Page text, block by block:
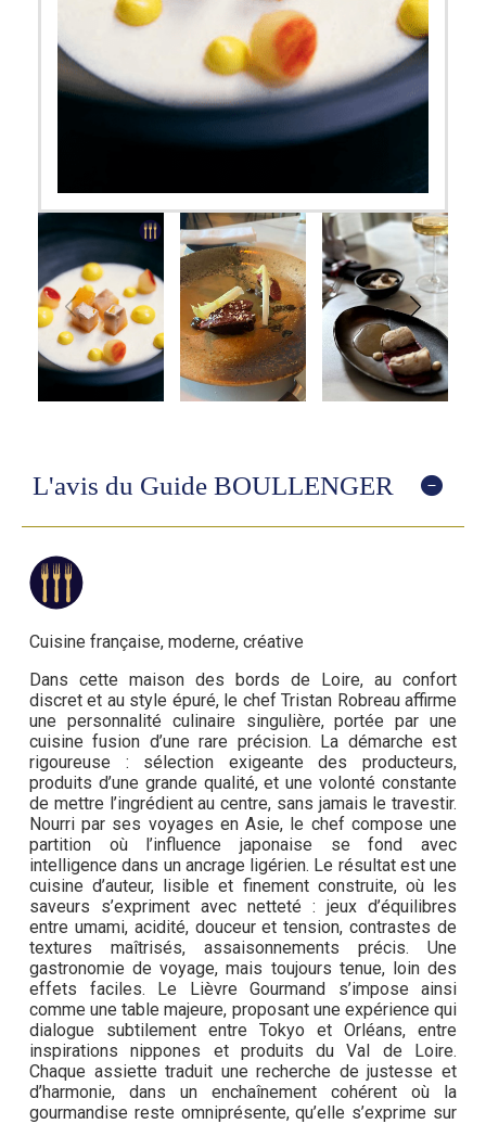
L'avis du Guide BOULLENGER
Cuisine française, moderne, créative
Dans cette maison des bords de Loire, au confort
discret et au style épuré, le chef Tristan Robreau affirme
une personnalité culinaire singulière, portée par une
cuisine fusion d’une rare précision. La démarche est
rigoureuse : sélection exigeante des producteurs,
produits d’une grande qualité, et une volonté constante
de mettre l’ingrédient au centre, sans jamais le travestir.
Nourri par ses voyages en Asie, le chef compose une
partition où l’influence japonaise se fond avec
intelligence dans un ancrage ligérien. Le résultat est une
cuisine d’auteur, lisible et finement construite, où les
saveurs s’expriment avec netteté : jeux d’équilibres
entre umami, acidité, douceur et tension, contrastes de
textures maîtrisés, assaisonnements précis. Une
gastronomie de voyage, mais toujours tenue, loin des
effets faciles. Le Lièvre Gourmand s’impose ainsi
comme une table majeure, proposant une expérience qui
dialogue subtilement entre Tokyo et Orléans, entre
inspirations nippones et produits du Val de Loire.
Chaque assiette traduit une recherche de justesse et
d’harmonie, dans un enchaînement cohérent où la
gourmandise reste omniprésente, qu’elle s’exprime sur